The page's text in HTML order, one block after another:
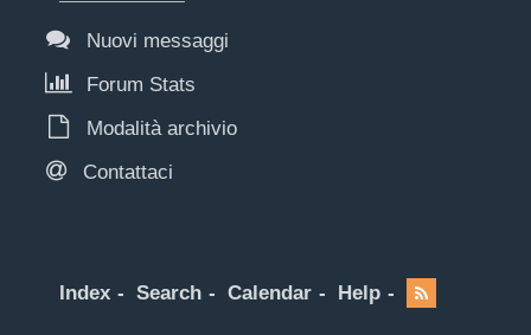
Nuovi messaggi
Forum Stats
Modalità archivio
Contattaci
Index Search Calendar Help